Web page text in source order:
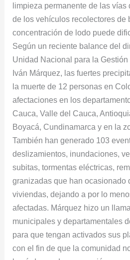
limpieza permanente de las vías
de los vehículos recolectores de
concentración de lodo puede
Según un reciente balance del
Unidad Nacional para la
Iván Márquez, las fuertes
la muerte de 12 personas en
afectaciones en los
Cauca, Valle del Cauca,
Boyacá, Cundinamarca y en la
También han generado 103
deslizamientos, inundaciones,
subitas, tormentas eléctricas,
granizadas que han ocasionado
viviendas, dejando a por lo
afectadas. Márquez hizo un
municipales y departamentales
para que tengan activados sus
con el fin de que la comunidad